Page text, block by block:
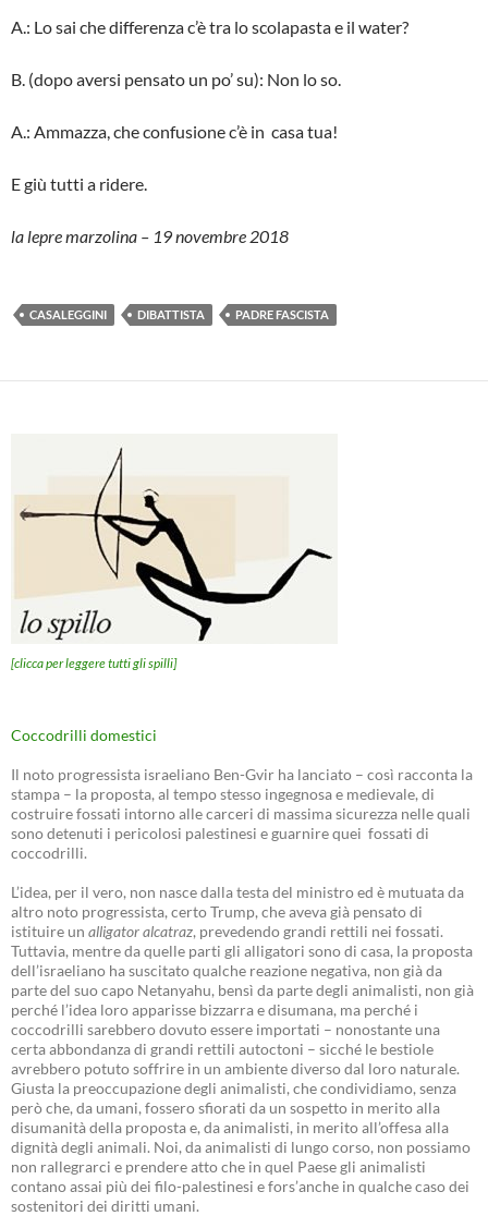
A.: Lo sai che differenza c’è tra lo scolapasta e il water?
B. (dopo aversi pensato un po’ su): Non lo so.
A.: Ammazza, che confusione c’è in casa tua!
E giù tutti a ridere.
la lepre marzolina – 19 novembre 2018
CASALEGGINI DIBATTISTA PADRE FASCISTA
[clicca per leggere tutti gli spilli]
Coccodrilli domestici
Il noto progressista israeliano Ben-Gvir ha lanciato – così racconta la
stampa – la proposta, al tempo stesso ingegnosa e medievale, di
costruire fossati intorno alle carceri di massima sicurezza nelle quali
sono detenuti i pericolosi palestinesi e guarnire quei fossati di
coccodrilli.
L’idea, per il vero, non nasce dalla testa del ministro ed è mutuata da
altro noto progressista, certo Trump, che aveva già pensato di
istituire un alligator alcatraz, prevedendo grandi rettili nei fossati.
Tuttavia, mentre da quelle parti gli alligatori sono di casa, la proposta
dell’israeliano ha suscitato qualche reazione negativa, non già da
parte del suo capo Netanyahu, bensì da parte degli animalisti, non già
perché l’idea loro apparisse bizzarra e disumana, ma perché i
coccodrilli sarebbero dovuto essere importati – nonostante una
certa abbondanza di grandi rettili autoctoni – sicché le bestiole
avrebbero potuto soffrire in un ambiente diverso dal loro naturale.
Giusta la preoccupazione degli animalisti, che condividiamo, senza
però che, da umani, fossero sfiorati da un sospetto in merito alla
disumanità della proposta e, da animalisti, in merito all’offesa alla
dignità degli animali. Noi, da animalisti di lungo corso, non possiamo
non rallegrarci e prendere atto che in quel Paese gli animalisti
contano assai più dei filo-palestinesi e fors’anche in qualche caso dei
sostenitori dei diritti umani.